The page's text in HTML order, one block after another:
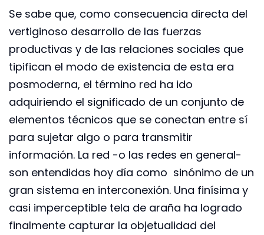
Se sabe que, como consecuencia directa del
vertiginoso desarrollo de las fuerzas
productivas y de las relaciones sociales que
tipifican el modo de existencia de esta era
posmoderna, el término red ha ido
adquiriendo el significado de un conjunto de
elementos técnicos que se conectan entre sí
para sujetar algo o para transmitir
información. La red -o las redes en general-
son entendidas hoy día como sinónimo de un
gran sistema en interconexión. Una finísima y
casi imperceptible tela de araña ha logrado
finalmente capturar la objetualidad del